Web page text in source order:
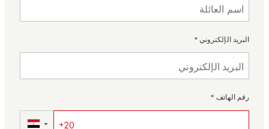
البريد الإلكتروني*
رقم الهاتف *
▼